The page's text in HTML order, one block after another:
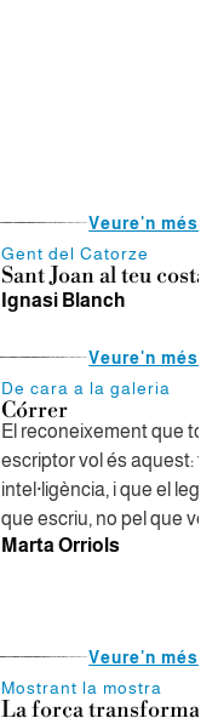
Veure'n més
Gent del Catorze
Sant Joan al teu costat
Ignasi Blanch
Veure'n més
De cara a la galeria
Córrer
El reconeixement que tot
escriptor vol és aquest:
intel·ligència, i que el
que escriu, no pel que ven
Marta Orriols
Veure'n més
Mostrant la mostra
La força